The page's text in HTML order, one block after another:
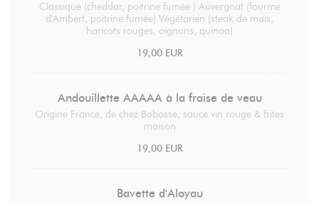
Classique (cheddar, poitrine fumée ) Auvergnat (fourme
d'Ambert, poitrine fumée) Végétarien (steak de maïs,
haricots rouges, oignons, quinoa)
19,00 EUR
Andouillette AAAAA à la fraise de veau
Origine France, de chez Bobosse, sauce vin rouge & frites
maison
19,00 EUR
Bavette d'Aloyau